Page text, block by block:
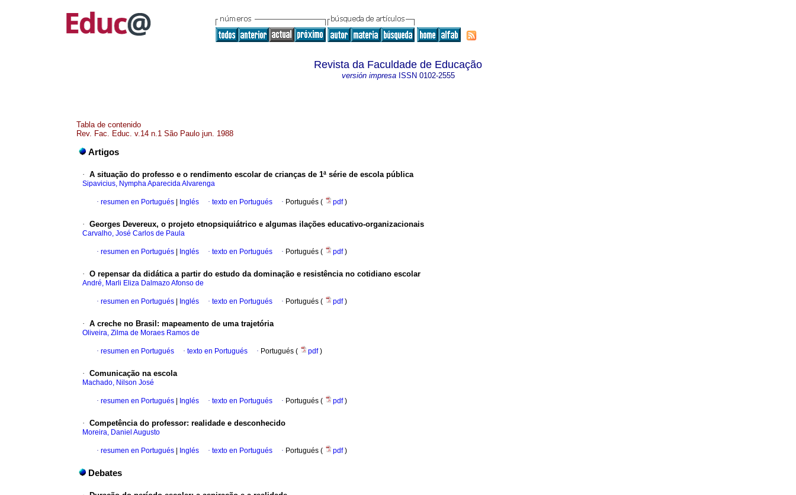
Revista da Faculdade de Educação
versión impresaISSN 0102-2555
Tabla de contenido
Rev. Fac. Educ. v.14 n.1 São Paulo jun. 1988
Artigos
· A situação do professo e o rendimento escolar de crianças de 1ª série de escola pública
Sipavicius, Nympha Aparecida Alvarenga
· resumen en Portugués Inglés · texto en Portugués · Portugués ( pdf)
· Georges Devereux, o projeto etnopsiquiátrico e algumas ilações educativo-organizacionais
Carvalho, José Carlos de Paula
· resumen en Portugués Inglés · texto en Portugués · Portugués ( pdf)
· O repensar da didática a partir do estudo da dominação e resistência no cotidiano escolar
André, Marli Eliza Dalmazo Afonso de
· resumen en Portugués Inglés · texto en Portugués · Portugués ( pdf)
· A creche no Brasil: mapeamento de uma trajetória
Oliveira, Zilma de Moraes Ramos de
· resumen en Portugués · texto en Portugués · Portugués ( pdf)
· Comunicação na escola
Machado, Nilson José
· resumen en Portugués Inglés · texto en Portugués · Portugués ( pdf)
· Competência do professor: realidade e desconhecido
Moreira, Daniel Augusto
· resumen en Portugués Inglés · texto en Portugués · Portugués ( pdf)
Debates